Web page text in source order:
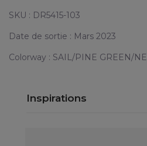
SKU : DR5415-103
Date de sortie : Mars 2023
Colorway : SAIL/PINE GREEN/
Inspirations